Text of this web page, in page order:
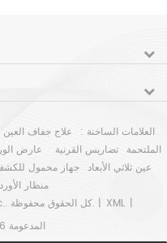
العلامات الساخنة : علاج جفاف العين
الملتحمة
تضاريس القرنية عارض
عين ثلاثي الأبعاد جهاز محمول
منظار
حقوق النشر © 2026 ZD Medical Inc.. كل الحقوق محفوظة. | XML |
شبكة IPv6 المدعومة